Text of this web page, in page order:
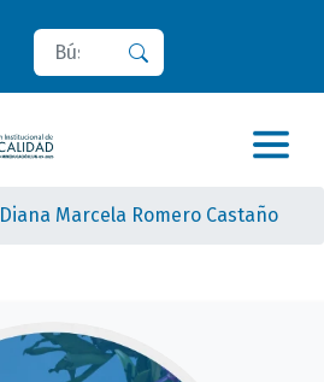
Buscar
Diana Marcela Romero Castaño